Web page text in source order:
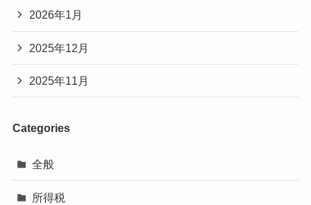
2026年1月
2025年12月
2025年11月
Categories
全般
所得税